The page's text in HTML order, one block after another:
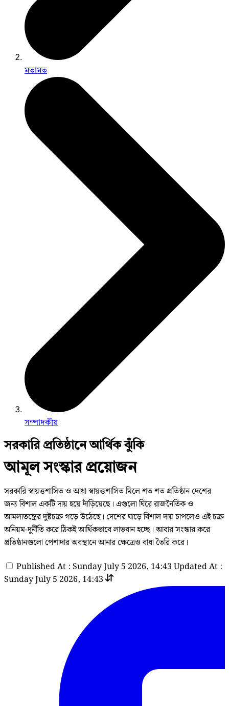
মতামত
সম্পাদকীয়
সরকারি প্রতিষ্ঠানে আর্থিক ঝুঁকি
আমূল সংস্কার প্রয়োজন
সরকারি স্বায়ত্তশাসিত ও আধা স্বায়ত্তশাসিত মিলে শত শত প্রতিষ্ঠান দেশের
জন্য বিশাল একটি দায় হয়ে দাঁড়িয়েছে। এগুলো ঘিরে রাজনৈতিক ও
আমলাতন্ত্রের দুষ্টচক্র গড়ে উঠেছে। দেশের ঘাড়ে বিশাল দায় চাপলেও এই চক্র
অনিয়ম-দুর্নীতি করে ঠিকই আর্থিকভাবে লাভবান হচ্ছে। আবার সংস্কার করে
প্রতিষ্ঠানগুলো পেশাদার অবস্থানে আনার ক্ষেত্রেও বাধা তৈরি করে।
Published At : Sunday July 5 2026, 14:43 Updated At :
Sunday July 5 2026, 14:43